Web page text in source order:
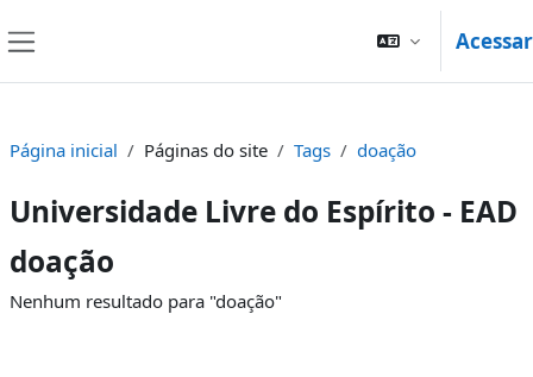
Acessar
Página inicial Páginas do site Tags doação
Universidade Livre do Espírito - EAD
doação
Nenhum resultado para "doação"